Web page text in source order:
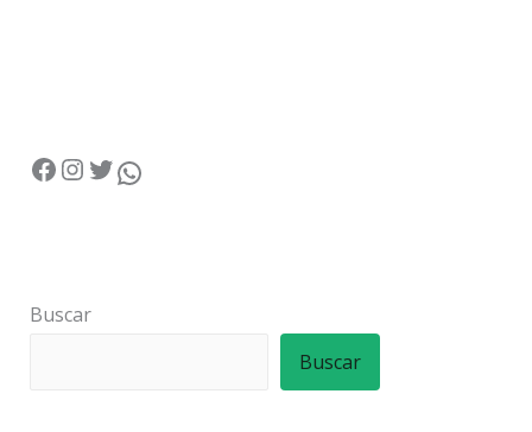
Buscar
Buscar